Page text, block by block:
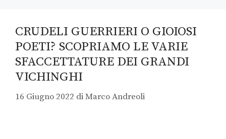
CRUDELI GUERRIERI O GIOIOSI
POETI? SCOPRIAMO LE VARIE
SFACCETTATURE DEI GRANDI
VICHINGHI
16 Giugno 2022 diMarco Andreoli